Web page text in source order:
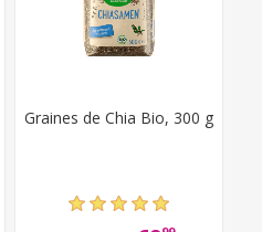
Graines de Chia Bio, 300 g